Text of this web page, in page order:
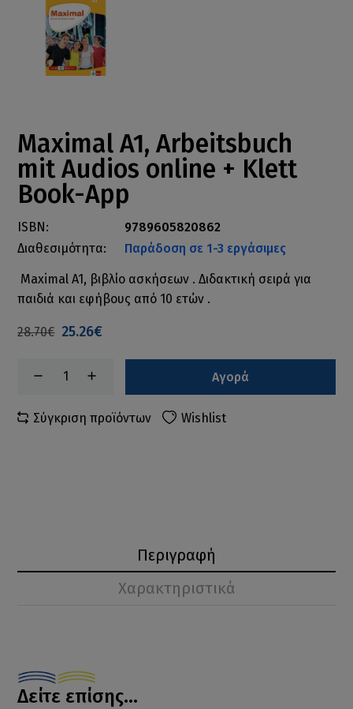
Maximal A1, Arbeitsbuch
mit Audios online + Klett
Book-App
ISBN:
9789605820862
Διαθεσιμότητα:
Παράδοση σε 1-3 εργάσιμες
Maximal A1, βιβλίο ασκήσεων . Διδακτική σειρά για
παιδιά και εφήβους από 10 ετών .
28.70€ 25.26€
Αγορά
Σύγκριση προϊόντων Wishlist
Περιγραφή
Χαρακτηριστικά
Δείτε επίσης...